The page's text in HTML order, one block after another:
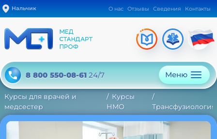
Нальчик О нас Отзывы Сведения Контакты
8 800 550-08-61 24/7 Меню
Курсы для врачей и
медсестер
Курсы
НМО
Трансфузиология